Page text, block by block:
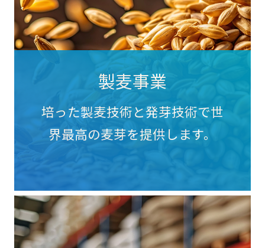
製麦事業
培った製麦技術と発芽技術で世
界最高の麦芽を提供します。